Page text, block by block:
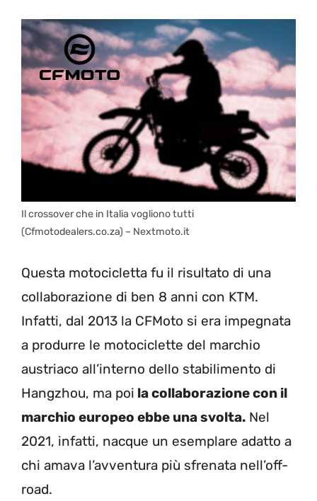
Il crossover che in Italia vogliono tutti
(Cfmotodealers.co.za) – Nextmoto.it
Questa motocicletta fu il risultato di una
collaborazione di ben 8 anni con KTM.
Infatti, dal 2013 la CFMoto si era impegnata
a produrre le motociclette del marchio
austriaco all’interno dello stabilimento di
Hangzhou, ma poi la collaborazione con il
marchio europeo ebbe una svolta. Nel
2021, infatti, nacque un esemplare adatto a
chi amava l’avventura più sfrenata nell’off-
road.